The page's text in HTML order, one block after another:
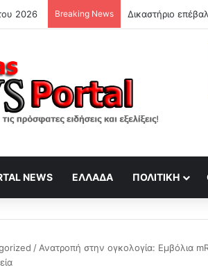
2026 Breaking News
NEWS ΕΛΛΆΔΑ ΠΟΛΙΤΙΚΉ
/ Ανατροπή στην ογκολογία: Εμβόλια